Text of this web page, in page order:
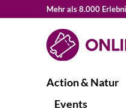
Mehr als 8.000
Action & Natur
Events